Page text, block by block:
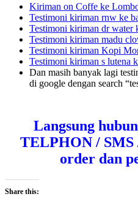
Kiriman on Coffe ke
Testimoni kiriman rnw ke
Testimoni kiriman dr water
Testimoni kiriman madu
Testimoni kiriman Kopi
Testimoni kiriman s lutena
Dan masih banyak lagi
di google dengan search
Langsung
TELPHON /
order dan
Share this: